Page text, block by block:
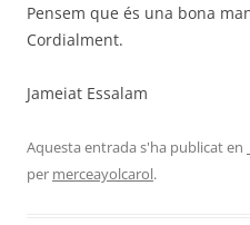
Pensem que és una bona
Cordialment.
Jameiat Essalam
Aquesta entrada s'ha publicat en
per merceayolcarol.